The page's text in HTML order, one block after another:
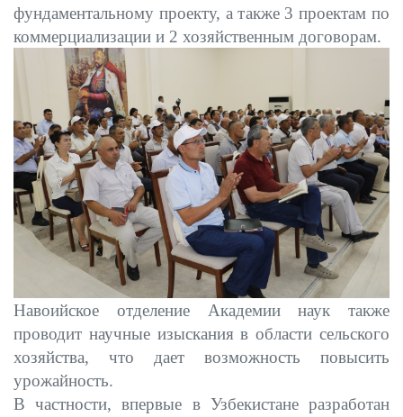
фундаментальному проекту, а также 3 проектам по
коммерциализации и 2 хозяйственным договорам.
Навоийское отделение Академии наук также
проводит научные изыскания в области сельского
хозяйства, что дает возможность повысить
урожайность.
В частности, впервые в Узбекистане разработан